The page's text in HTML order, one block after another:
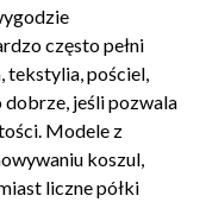
często pełni
tekstylia, pościel,
dobrze, jeśli pozwala
Modele z
koszul,
liczne półki